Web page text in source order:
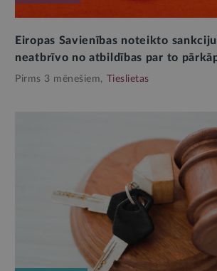
Eiropas Savienības noteikto
neatbrīvo no atbildības par to
Pirms 3 mēnešiem, Tieslietas